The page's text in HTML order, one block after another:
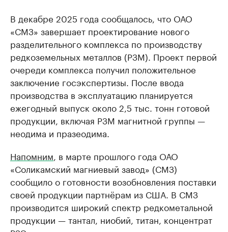
В декабре 2025 года сообщалось, что ОАО
«СМЗ» завершает проектирование нового
разделительного комплекса по производству
редкоземельных металлов (РЗМ). Проект первой
очереди комплекса получил положительное
заключение госэкспертизы. После ввода
производства в эксплуатацию планируется
ежегодный выпуск около 2,5 тыс. тонн готовой
продукции, включая РЗМ магнитной группы —
неодима и празеодима.
Напомним , в марте прошлого года ОАО
«Соликамский магниевый завод» (СМЗ)
сообщило о готовности возобновления поставки
своей продукции партнёрам из США. В СМЗ
производится широкий спектр редкометальной
продукции — тантал, ниобий, титан, концентрат